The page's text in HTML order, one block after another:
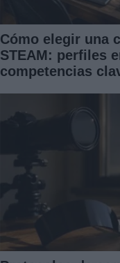
Cómo elegir una
STEAM: perfiles
competencias